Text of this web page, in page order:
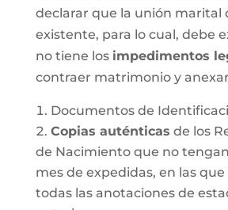
declarar que la unión marital
existente, para lo cual, debe
no tiene los impedimentos
contraer matrimonio y
Documentos de
Copias auténticas de los
de Nacimiento que no
mes de expedidas, en las
todas las anotaciones de